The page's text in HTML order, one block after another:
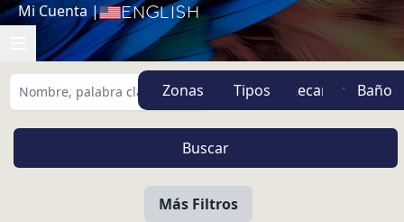
Mi Cuenta | English
Zonas Tipos
Más Filtros